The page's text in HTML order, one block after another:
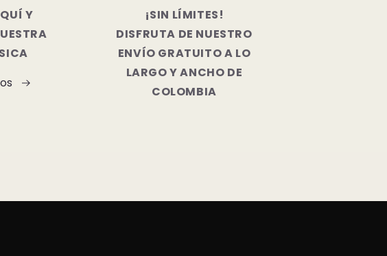
Y
¡SIN LÍMITES!
DISFRUTA DE NUESTRO
ENVÍO GRATUITO A LO
LARGO Y ANCHO DE
COLOMBIA